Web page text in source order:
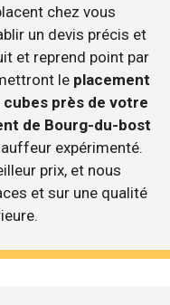
chez vous
un devis précis et
et reprend point par
le placement
cubes près de votre
de Bourg-du-bost
expérimenté.
prix, et nous
et sur une qualité